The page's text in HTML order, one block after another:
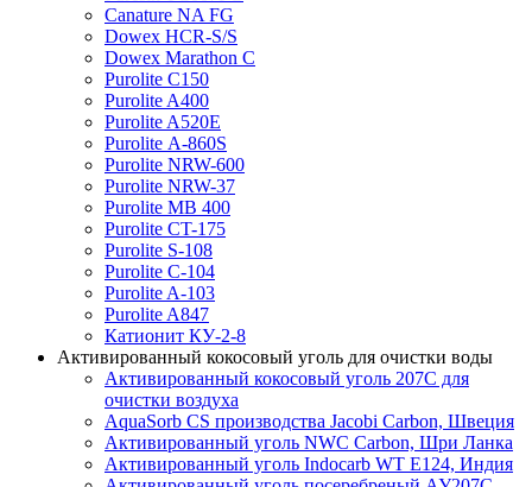
Canature NA FG
Dowex HCR-S/S
Dowex Marathon C
Purolite C150
Purolite A400
Purolite A520E
Purolite А-860S
Purolite NRW-600
Purolite NRW-37
Purolite MB 400
Purolite CT-175
Purolite S-108
Purolite C-104
Purolite A-103
Purolite A847
Катионит КУ-2-8
Активированный кокосовый уголь для очистки воды
Активированный кокосовый уголь 207C для
очистки воздуха
AquaSorb CS производства Jacobi Carbon, Швеция
Активированный уголь NWC Carbon, Шри Ланка
Активированный уголь Indocarb WT E124, Индия